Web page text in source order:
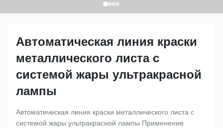
Автоматическая линия краски
металлического листа с
системой жары ультракрасной
лампы
Автоматическая линия краски металлического листа с
системой жары ультракрасной лампы Применение